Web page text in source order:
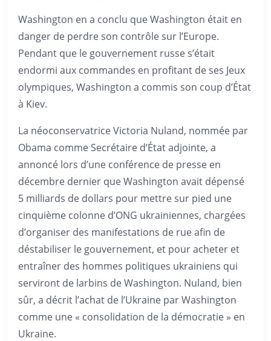
Washington en a conclu que Washington était en
danger de perdre son contrôle sur l’Europe.
Pendant que le gouvernement russe s’était
endormi aux commandes en profitant de ses Jeux
olympiques, Washington a commis son coup d’État
à Kiev.
La néoconservatrice Victoria Nuland, nommée par
Obama comme Secrétaire d’État adjointe, a
annoncé lors d’une conférence de presse en
décembre dernier que Washington avait dépensé
5 milliards de dollars pour mettre sur pied une
cinquième colonne d’ONG ukrainiennes, chargées
d’organiser des manifestations de rue afin de
déstabiliser le gouvernement, et pour acheter et
entraîner des hommes politiques ukrainiens qui
serviront de larbins de Washington. Nuland, bien
sûr, a décrit l’achat de l’Ukraine par Washington
comme une « consolidation de la démocratie » en
Ukraine.